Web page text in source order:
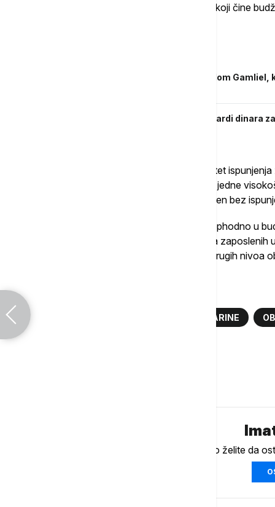
zbirnom iznosu prihoda svakog fakulteta, koji čine
Begović sa izraelskom ministarkom Gilom
Mali o obezbeđenju dodatnih 12,01 milijardi dinara
U zaključcima se ističe da utvrđeni modalitet
pada budžetskih ni sopstvenih prihoda niti jedne
Srbija, u odnosu na iznos koji bi bio ostvaren bez
Dodaju da je pored svega navedenog neophodno u
izjednačavanje osnovice za obračun plata
obračun plata zaposlenih u ustanovama drugih nivoa
ŠKOLARINE
Ukoliko želite da